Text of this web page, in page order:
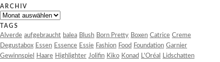
ARCHIV
Archiv
TAGS
Alverde aufgebraucht balea Blush Born Pretty Boxen Catrice Creme
Degustabox Essen Essence Essie Fashion Food Foundation Garnier
Gewinnspiel
Haare Highlighter Jolifin Kiko Konad L'Oréal
Lidschatten